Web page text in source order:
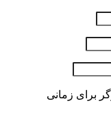
برای زمانی